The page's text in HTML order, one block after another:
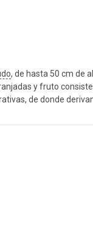
, de hasta 50 cm de
y fruto
de donde